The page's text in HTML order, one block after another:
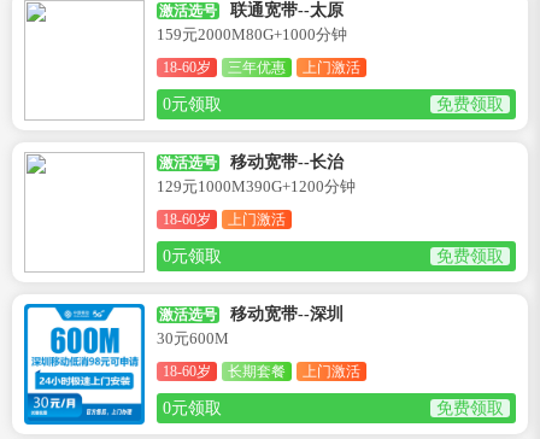
激活选号
联通宽带--太原
159元2000M80G+1000分钟
18-60岁 三年优惠 上门激活
0元领取 免费领取
激活选号
移动宽带--长治
129元1000M390G+1200分钟
18-60岁 上门激活
0元领取 免费领取
激活选号
移动宽带--深圳
30元600M
18-60岁 长期套餐 上门激活
0元领取 免费领取